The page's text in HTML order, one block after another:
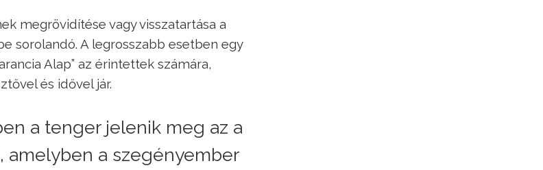
megrövidítése vagy visszatartása a
sorolandó. A legrosszabb esetben egy
Alap” az érintettek számára,
és idővel jár.
a tenger jelenik meg az a
amelyben a szegényember